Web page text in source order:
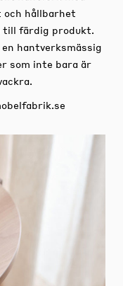
och hållbarhet
till färdig produkt.
hantverksmässig
som inte bara är